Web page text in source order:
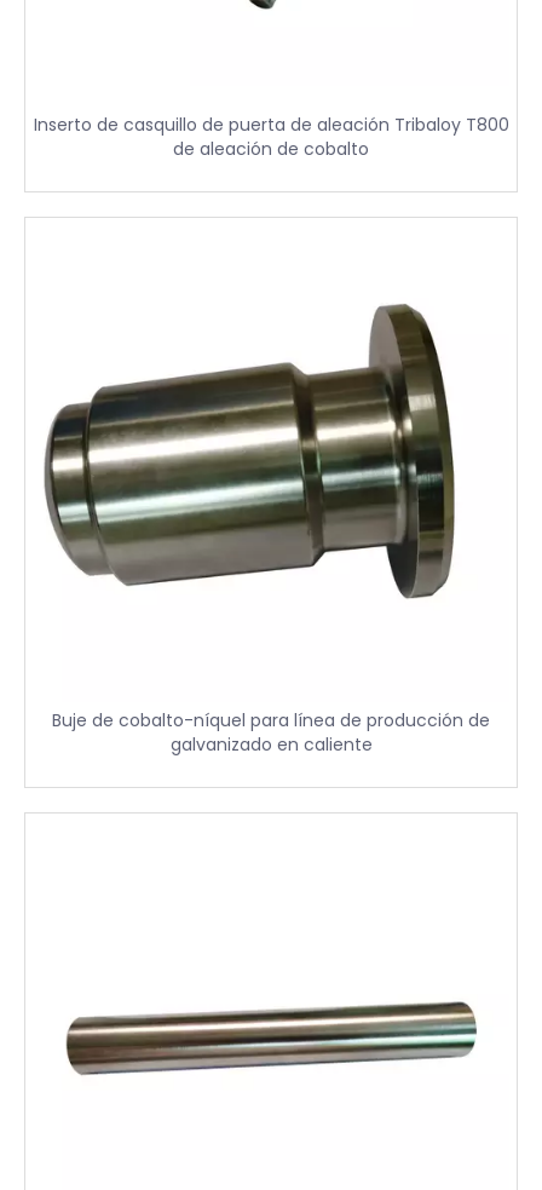
Inserto de casquillo de puerta de aleación Tribaloy T800
de aleación de cobalto
Buje de cobalto-níquel para línea de producción de
galvanizado en caliente